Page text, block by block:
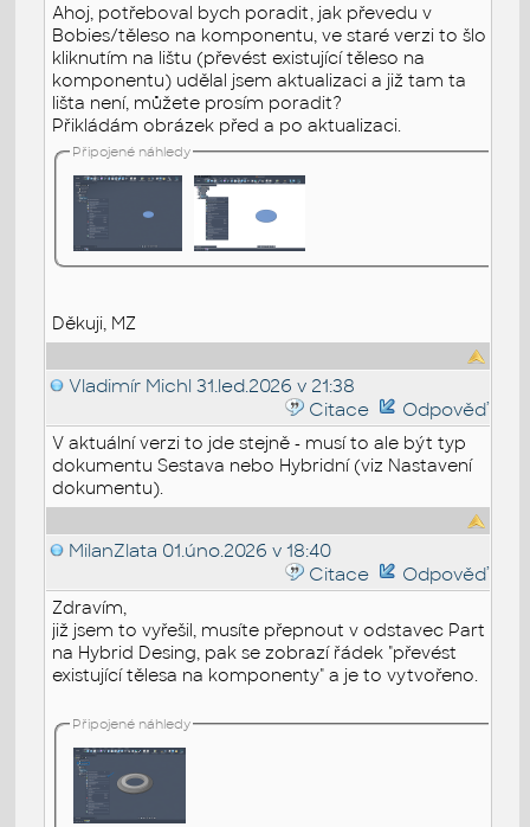
Ahoj, potřeboval bych poradit, jak převedu v
Bobies/těleso na komponentu, ve staré verzi to šlo
kliknutím na lištu (převést existující těleso na
komponentu) udělal jsem aktualizaci a již tam ta
lišta není, můžete prosím poradit?
Přikládám obrázek před a po aktualizaci.
Připojené náhledy
Děkuji, MZ
Vladimír Michl 31.led.2026 v 21:38
Citace
Odpověď
V aktuální verzi to jde stejně - musí to ale být typ
dokumentu Sestava nebo Hybridní (viz Nastavení
dokumentu).
MilanZlata 01.úno.2026 v 18:40
Citace
Odpověď
Zdravím,
již jsem to vyřešil, musíte přepnout v odstavec Part
na Hybrid Desing, pak se zobrazí řádek "převést
existující tělesa na komponenty" a je to vytvořeno.
Připojené náhledy